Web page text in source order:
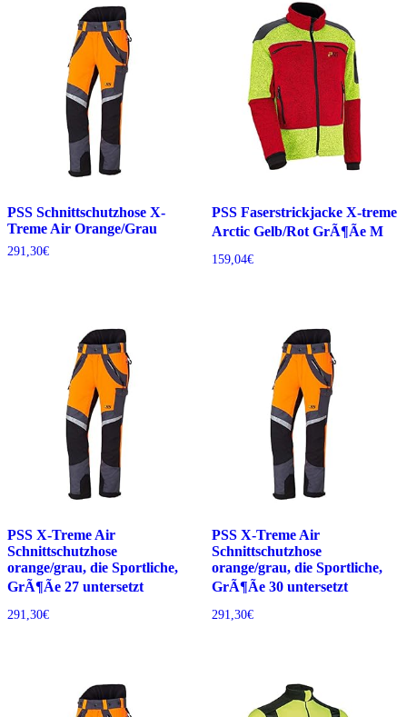
PSS Schnittschutzhose X-
Treme Air Orange/Grau
291,30€
PSS Faserstrickjacke X-treme
Arctic Gelb/Rot GrÃ¶Ãe M
159,04€
PSS X-Treme Air
Schnittschutzhose
orange/grau, die Sportliche,
GrÃ¶Ãe 27 untersetzt
291,30€
PSS X-Treme Air
Schnittschutzhose
orange/grau, die Sportliche,
GrÃ¶Ãe 30 untersetzt
291,30€